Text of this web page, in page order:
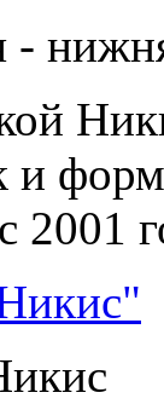
-
и
2001